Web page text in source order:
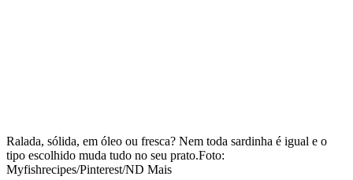
Ralada, sólida, em óleo ou fresca? Nem toda sardinha é igual e o
tipo escolhido muda tudo no seu prato.Foto:
Myfishrecipes/Pinterest/ND Mais